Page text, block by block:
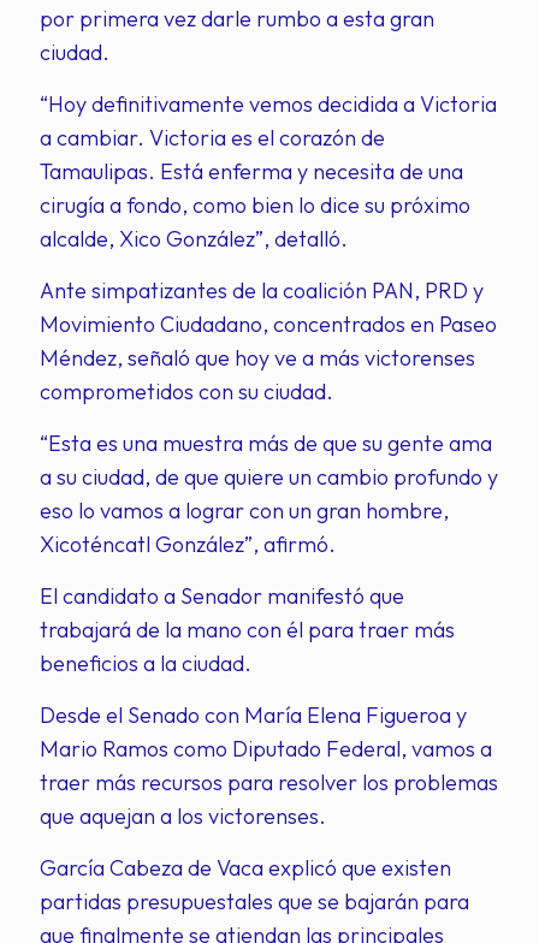
por primera vez darle rumbo a esta gran
ciudad.
“Hoy definitivamente vemos decidida a Victoria
a cambiar. Victoria es el corazón de
Tamaulipas. Está enferma y necesita de una
cirugía a fondo, como bien lo dice su próximo
alcalde, Xico González”, detalló.
Ante simpatizantes de la coalición PAN, PRD y
Movimiento Ciudadano, concentrados en Paseo
Méndez, señaló que hoy ve a más victorenses
comprometidos con su ciudad.
“Esta es una muestra más de que su gente ama
a su ciudad, de que quiere un cambio profundo y
eso lo vamos a lograr con un gran hombre,
Xicoténcatl González”, afirmó.
El candidato a Senador manifestó que
trabajará de la mano con él para traer más
beneficios a la ciudad.
Desde el Senado con María Elena Figueroa y
Mario Ramos como Diputado Federal, vamos a
traer más recursos para resolver los problemas
que aquejan a los victorenses.
García Cabeza de Vaca explicó que existen
partidas presupuestales que se bajarán para
que finalmente se atiendan las principales